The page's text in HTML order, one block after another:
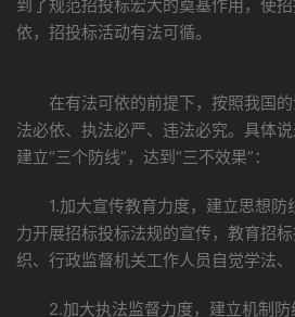
到了规范招投标宏大的奠基作用，使
依，招投标活动有法可循。
在有法可依的前提下，按照我国
法必依、执法必严、违法必究。具体说
建立“三个防线”，达到“三不效果”：
1.加大宣传教育力度，建立思想
力开展招标投标法规的宣传，教育招
织、行政监督机关工作人员自觉学法、
2.加大执法监督力度，建立机制防